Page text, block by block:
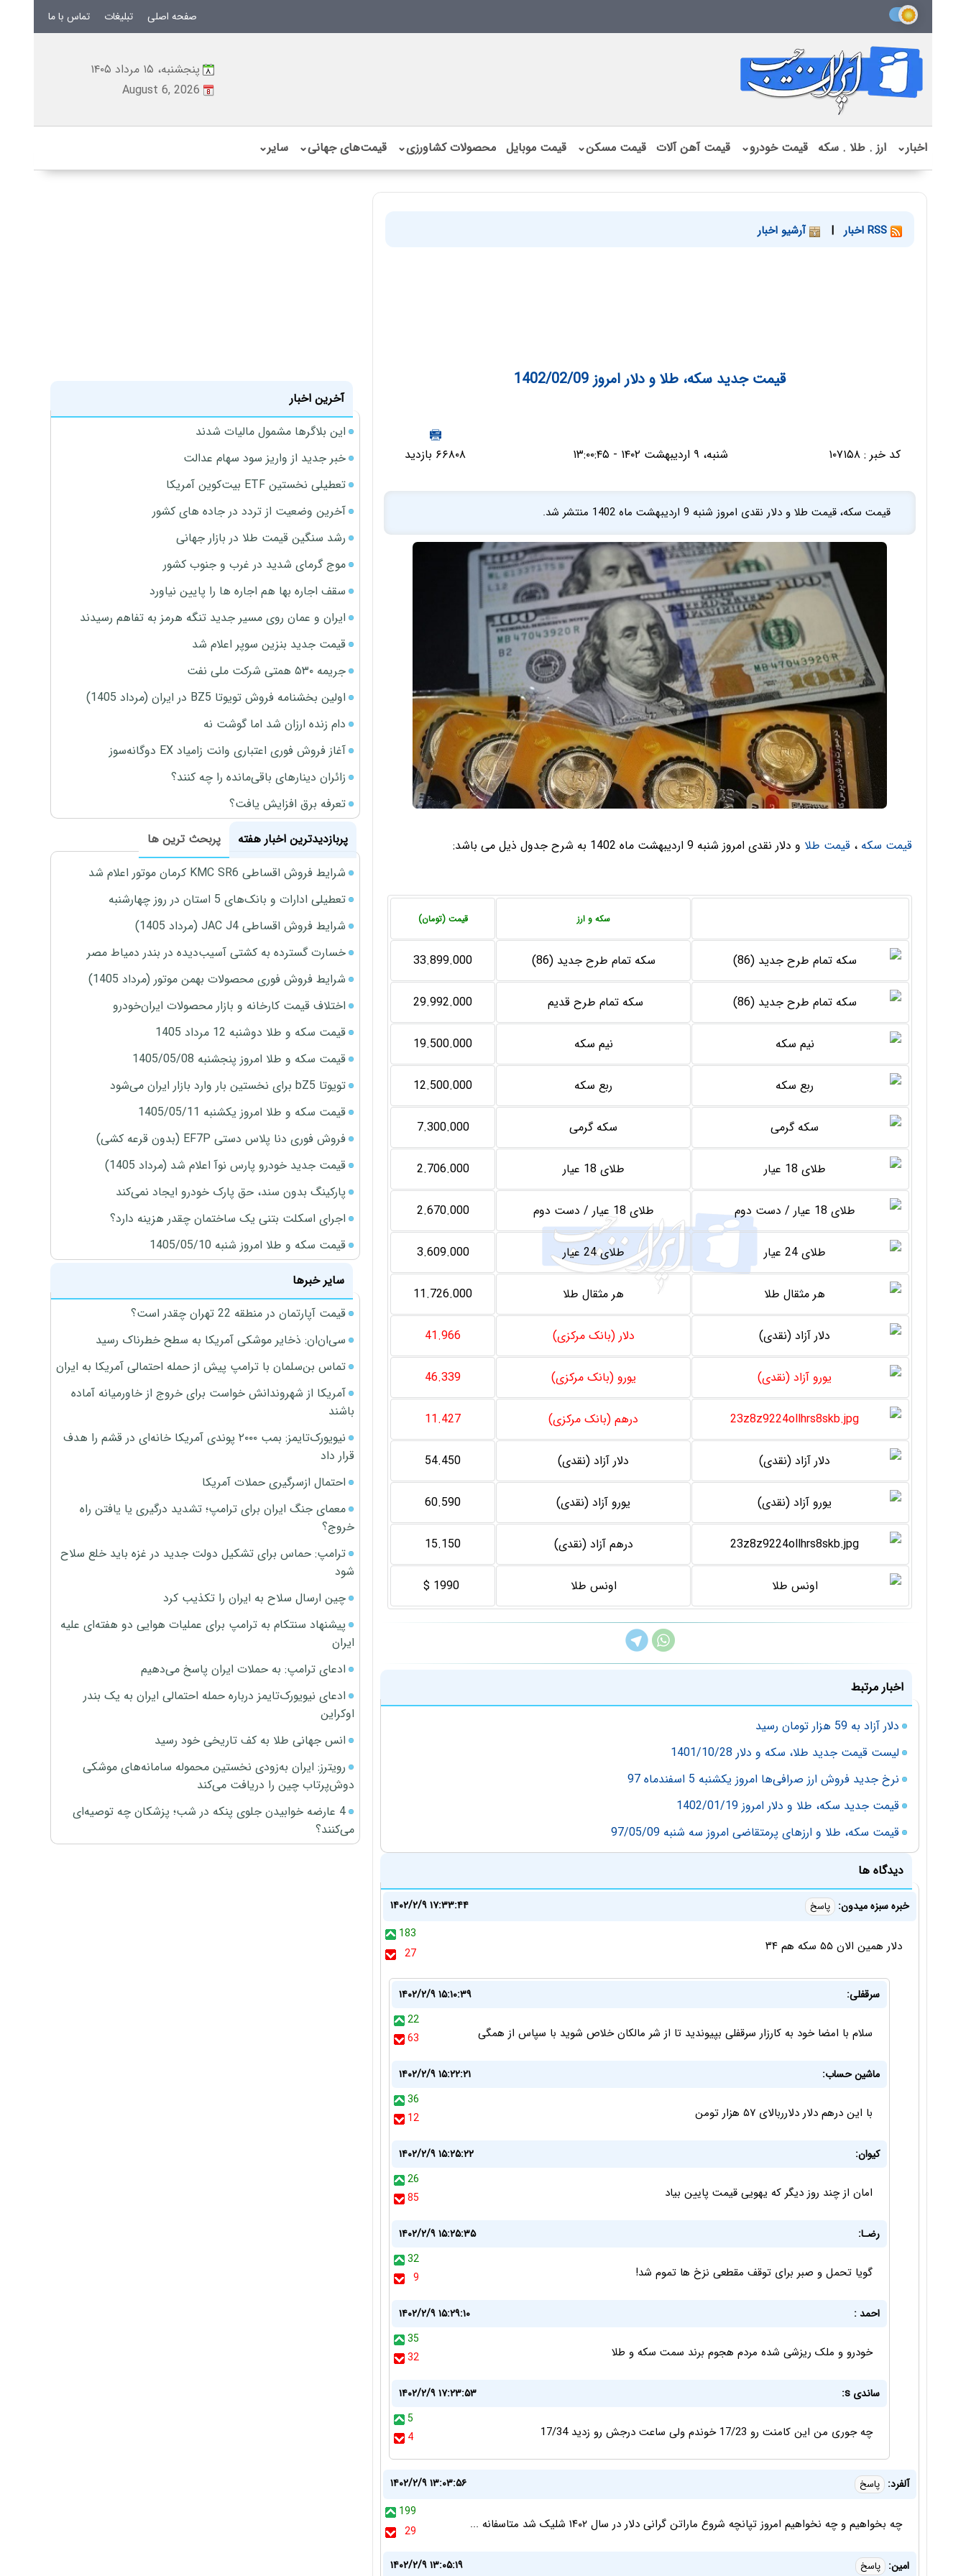
صفحه اصلی تبلیغات تماس با ما
پنجشنبه، ۱۵ مرداد ۱۴۰۵
August 6, 2026
اخبار⌄ ارز . طلا . سکه قیمت خودرو⌄ قیمت آهن آلات قیمت مسکن⌄ قیمت موبایل محصولات کشاورزی⌄ قیمت‌های جهانی⌄ سایر⌄
| آرشیو اخبار
قیمت جدید سکه، طلا و دلار امروز 1402/02/09
کد خبر : ۱۰۷۱۵۸ شنبه، ۹ اردیبهشت ۱۴۰۲ - ۱۳:۰۰:۴۵ ۶۶۸۰۸ بازدید
قیمت سکه، قیمت طلا و دلار نقدی امروز شنبه 9 اردیبهشت ماه 1402 منتشر شد.
قیمت سکه ، قیمت طلا و دلار نقدی امروز شنبه 9 اردیبهشت ماه 1402 به شرح جدول ذیل می باشد:
سکه و ارز قیمت (تومان)
سکه تمام طرح جدید (86) 33.899.000
سکه تمام طرح قدیم 29.992.000
نیم سکه 19.500.000
ربع سکه 12.500.000
سکه گرمی 7.300.000
طلای 18 عیار 2.706.000
طلای 18 عیار / دست دوم 2.670.000
طلای 24 عیار 3.609.000
هر مثقال طلا 11.726.000
دلار (بانک مرکزی) 41.966
یورو (بانک مرکزی) 46.339
درهم (بانک مرکزی) 11.427
دلار آزاد (نقدی) 54.450
یورو آزاد (نقدی) 60.590
درهم آزاد (نقدی) 15.150
اونس طلا 1990 $
اخبار مرتبط
دلار آزاد به 59 هزار تومان رسید
لیست قیمت جدید طلا، سکه و دلار 1401/10/28
نرخ جدید فروش ارز صرافی‌ها امروز یکشنبه 5 اسفندماه 97
قیمت جدید سکه، طلا و دلار امروز 1402/01/19
قیمت سکه، طلا و ارزهای پرمتقاضی امروز سه شنبه 97/05/09
دیدگاه ها
خبره سبزه میدون: پاسخ
۱۴۰۲/۲/۹ ۱۷:۳۳:۴۴
183
27
دلار همین الان ۵۵ سکه هم ۳۴
سرقفلی:
۱۴۰۲/۲/۹ ۱۵:۱۰:۳۹
22
63
سلام با امضا خود به کارزار سرقفلی بپیوندید تا از شر مالکان خلاص شوید با سپاس از همگی
ماشین حساب:
۱۴۰۲/۲/۹ ۱۵:۲۲:۲۱
36
12
با این درهم دلار دلارربالای ۵۷ هزار تومن
کیوان:
۱۴۰۲/۲/۹ ۱۵:۲۵:۲۲
26
85
امان از چند روز دیگر که یهویی قیمت پایین بیاد
رضـا:
۱۴۰۲/۲/۹ ۱۵:۲۵:۳۵
32
9
گویا تحمل و صبر برای توقف مقطعی نزخ ها تموم شد!
احمد :
۱۴۰۲/۲/۹ ۱۵:۲۹:۱۰
35
32
خودرو و ملک ریزشی شده مردم هجوم برند سمت سکه و طلا
ساندی s:
۱۴۰۲/۲/۹ ۱۷:۲۳:۵۳
5
4
چه جوری من این کامنت رو 17/23 خوندم ولی ساعت درجش رو زدید 17/34
آلفرد: پاسخ
۱۴۰۲/۲/۹ ۱۳:۰۳:۵۶
199
29
چه بخواهیم و چه نخواهیم امروز تپانچه شروع ماراتن گرانی دلار در سال ۱۴۰۲ شلیک شد متاسفانه ...
امین: پاسخ ۱۴۰۲/۲/۹ ۱۳:۰۵:۱۹
آخرین اخبار
این بلاگرها مشمول مالیات شدند
خبر جدید از واریز سود سهام عدالت
تعطیلی نخستین ETF بیت‌کوین آمریکا
آخرین وضعیت از تردد در جاده های کشور
رشد سنگین قیمت طلا در بازار جهانی
موج گرمای شدید در غرب و جنوب کشور
سقف اجاره بها هم اجاره ها را پایین نیاورد
ایران و عمان روی مسیر جدید تنگه هرمز به تفاهم رسیدند
قیمت جدید بنزین سوپر اعلام شد
جریمه ۵۳۰ همتی شرکت ملی نفت
اولین بخشنامه فروش تویوتا BZ5 در ایران (مرداد 1405)
دام زنده ارزان شد اما گوشت نه
آغاز فروش فوری اعتباری وانت زامیاد EX دوگانه‌سوز
زائران دینارهای باقی‌مانده را چه کنند؟
تعرفه برق افزایش یافت؟
پربازدیدترین اخبار هفته
پربحث ترین ها
شرایط فروش اقساطی KMC SR6 کرمان موتور اعلام شد
تعطیلی ادارات و بانک‌های 5 استان در روز چهارشنبه
شرایط فروش اقساطی JAC J4 (مرداد 1405)
خسارت گسترده به کشتی آسیب‌دیده در بندر دمیاط مصر
شرایط فروش فوری محصولات بهمن موتور (مرداد 1405)
اختلاف قیمت کارخانه و بازار محصولات ایران‌خودرو
قیمت سکه و طلا دوشنبه 12 مرداد 1405
قیمت سکه و طلا امروز پنجشنبه 1405/05/08
تویوتا bZ5 برای نخستین بار وارد بازار ایران می‌شود
قیمت سکه و طلا امروز یکشنبه 1405/05/11
فروش فوری دنا پلاس دستی EF7P (بدون قرعه کشی)
قیمت جدید خودرو پارس نوآ اعلام شد (مرداد 1405)
پارکینگ بدون سند، حق پارک خودرو ایجاد نمی‌کند
اجرای اسکلت بتنی یک ساختمان چقدر هزینه دارد؟
قیمت سکه و طلا امروز شنبه 1405/05/10
سایر خبرها
قیمت آپارتمان در منطقه 22 تهران چقدر است؟
سی‌ان‌ان: ذخایر موشکی آمریکا به سطح خطرناک رسید
تماس بن‌سلمان با ترامپ پیش از حمله احتمالی آمریکا به ایران
آمریکا از شهروندانش خواست برای خروج از خاورمیانه آماده
باشند
نیویورک‌تایمز: بمب ۲۰۰۰ پوندی آمریکا خانه‌ای در قشم را هدف
قرار داد
احتمال ازسرگیری حملات آمریکا
معمای جنگ ایران برای ترامپ؛ تشدید درگیری یا یافتن راه
خروج؟
ترامپ: حماس برای تشکیل دولت جدید در غزه باید خلع سلاح
شود
چین ارسال سلاح به ایران را تکذیب کرد
پیشنهاد سنتکام به ترامپ برای عملیات هوایی دو هفته‌ای علیه
ایران
ادعای ترامپ: به حملات ایران پاسخ می‌دهیم
ادعای نیویورک‌تایمز درباره حمله احتمالی ایران به یک بندر
اوکراین
انس جهانی طلا به کف تاریخی خود رسید
رویترز: ایران به‌زودی نخستین محموله سامانه‌های موشکی
دوش‌پرتاب چین را دریافت می‌کند
4 عارضه خوابیدن جلوی پنکه در شب؛ پزشکان چه توصیه‌ای
می‌کنند؟